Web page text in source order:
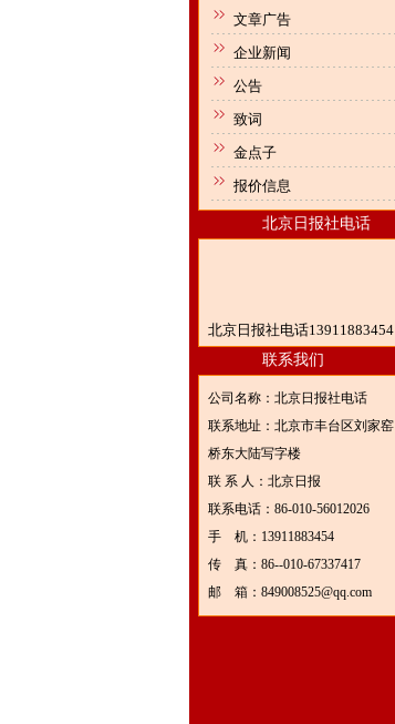
文章广告
企业新闻
公告
致词
金点子
报价信息
北京日报社电话
北京日报社电话13911883454
联系我们
公司名称：北京日报社电话
联系地址：北京市丰台区刘家窑
桥东大陆写字楼
联 系 人：北京日报
联系电话：86-010-56012026
手 机：13911883454
传 真：86--010-67337417
邮 箱：849008525@qq.com